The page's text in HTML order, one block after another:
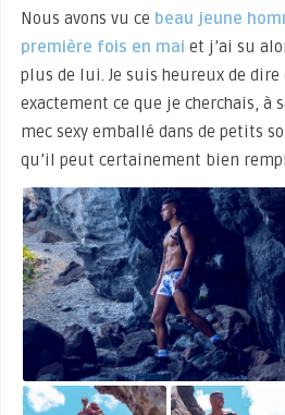
Nous avons vu ce beau jeune
première fois en mai et j’ai su
plus de lui. Je suis heureux de dire
exactement ce que je cherchais, à
mec sexy emballé dans de petits
qu’il peut certainement bien